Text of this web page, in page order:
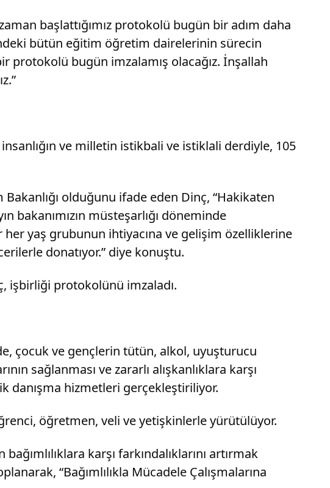
başlattığımız protokolü bugün bir adım daha
bütün eğitim öğretim dairelerinin sürecin
protokolü bugün imzalamış olacağız. İnşallah
ve milletin istikbali ve istiklali derdiyle, 105
olduğunu ifade eden Dinç, “Hakikaten
bakanımızın müsteşarlığı döneminde
her yaş grubunun ihtiyacına ve gelişim özelliklerine
donatıyor.” diye konuştu.
işbirliği protokolünü imzaladı.
çocuk ve gençlerin tütün, alkol, uyuşturucu
sağlanması ve zararlı alışkanlıklara karşı
danışma hizmetleri gerçekleştiriliyor.
öğretmen, veli ve yetişkinlerle yürütülüyor.
karşı farkındalıklarını artırmak
“Bağımlılıkla Mücadele Çalışmalarına